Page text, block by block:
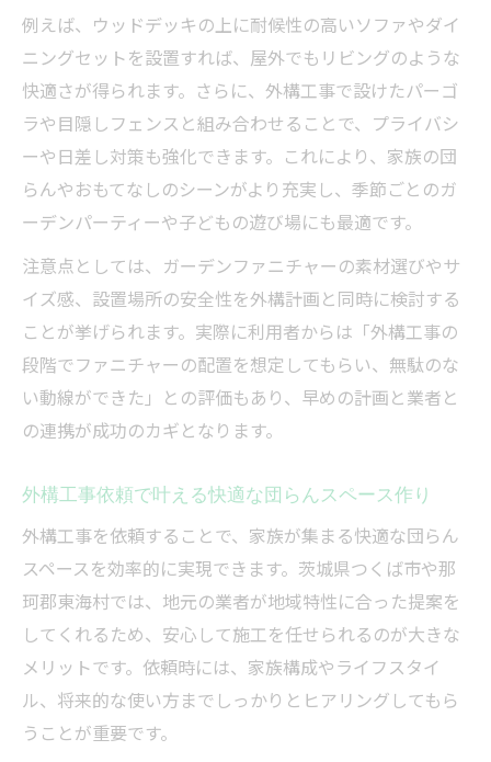
外構工事で必要な着手金や契約手続きの流
れ
ガーデンプラス着手金の支払いタイミング
解説
外構工事契約で注意したいポイントと注意
点
安心して進める外構工事依頼のポイント紹
介
着手金から完成までの外構工事全体の流れ
快適な団らん空間へ導くガーデン家具活用術
外構工事とガーデン家具で快適空間を演出
団らんを深めるガーデンファニチャーの活
外構工事後のガーデン家具選びのポイント
家族時間を豊かにするお庭の工夫とアイデ
ア
ガーデン家具で楽しむ季節ごとの外構工事
提案
例えば、ウッドデッキの上に耐候性の高いソファやダイ
ニングセットを設置すれば、屋外でもリビングのような
快適さが得られます。さらに、外構工事で設けたパーゴ
ラや目隠しフェンスと組み合わせることで、プライバシ
ーや日差し対策も強化できます。これにより、家族の団
らんやおもてなしのシーンがより充実し、季節ごとのガ
ーデンパーティーや子どもの遊び場にも最適です。
注意点としては、ガーデンファニチャーの素材選びやサ
イズ感、設置場所の安全性を外構計画と同時に検討する
ことが挙げられます。実際に利用者からは「外構工事の
段階でファニチャーの配置を想定してもらい、無駄のな
い動線ができた」との評価もあり、早めの計画と業者と
の連携が成功のカギとなります。
外構工事依頼で叶える快適な団らんスペース作り
外構工事を依頼することで、家族が集まる快適な団らん
スペースを効率的に実現できます。茨城県つくば市や那
珂郡東海村では、地元の業者が地域特性に合った提案を
してくれるため、安心して施工を任せられるのが大きな
メリットです。依頼時には、家族構成やライフスタイ
ル、将来的な使い方までしっかりとヒアリングしてもら
うことが重要です。